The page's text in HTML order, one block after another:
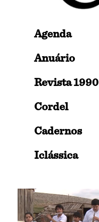
Agenda
Anuário
Revista 1990
Cordel
Cadernos
Iclássica